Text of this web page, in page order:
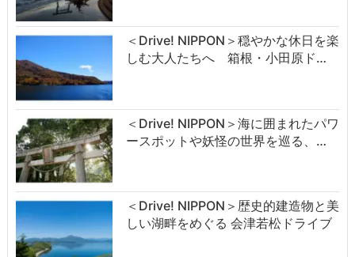
＜Drive! NIPPON＞穏やかな休日を楽
しむ大人たちへ 箱根・小田原ド…
＜Drive! NIPPON＞海に囲まれたパワ
ースポットや妖怪の世界を巡る、…
＜Drive! NIPPON＞歴史的建造物と美
しい湖畔をめぐる 会津若松ドライブ